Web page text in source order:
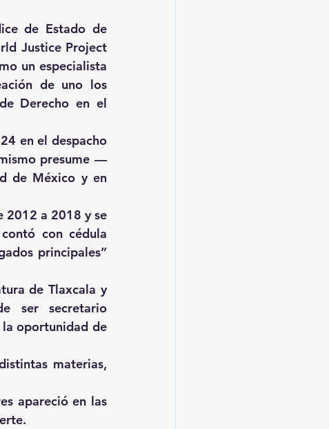
de Estado de
Justice Project
un especialista
de uno los
Derecho en el
en el despacho
presume —
de México y en
2012 a 2018 y se
con cédula
principales”
de Tlaxcala y
ser secretario
oportunidad de
materias,
apareció en las